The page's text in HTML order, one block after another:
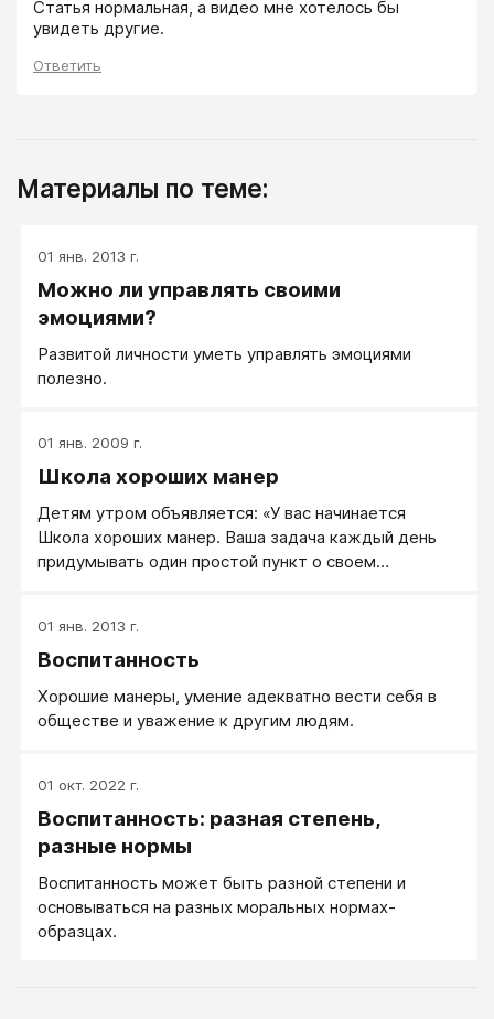
Статья нормальная, а видео мне хотелось бы
Ответить
Материалы по теме:
01 янв. 2013 г.
Можно ли управлять своими
эмоциями?
Развитой личности уметь управлять эмоциями
полезно.
01 янв. 2009 г.
Школа хороших манер
Детям утром объявляется: «У вас начинается
Школа хороших манер. Ваша задача каждый день
придумывать один простой пункт о своем
01 янв. 2013 г.
Воспитанность
Хорошие манеры, умение адекватно вести себя в
обществе и уважение к другим людям.
01 окт. 2022 г.
Воспитанность: разная степень,
разные нормы
Воспитанность может быть разной степени и
основываться на разных моральных нормах-
образцах.